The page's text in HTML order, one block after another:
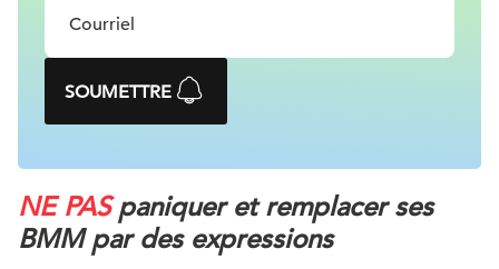
SOUMETTRE
NE PASpaniquer et remplacer ses
BMM par des expressions